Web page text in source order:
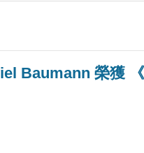
Baumann 榮獲